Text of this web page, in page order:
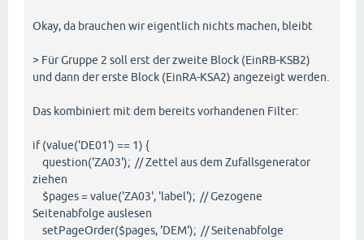
Okay, da brauchen wir eigentlich nichts machen, bleibt
> Für Gruppe 2 soll erst der zweite Block (EinRB-KSB2)
und dann der erste Block (EinRA-KSA2) angezeigt werden.
Das kombiniert mit dem bereits vorhandenen Filter:
if (value('DE01') == 1) {
question('ZA03'); // Zettel aus dem Zufallsgenerator
ziehen
$pages = value('ZA03', 'label'); // Gezogene
Seitenabfolge auslesen
setPageOrder($pages, 'DEM'); // Seitenabfolge